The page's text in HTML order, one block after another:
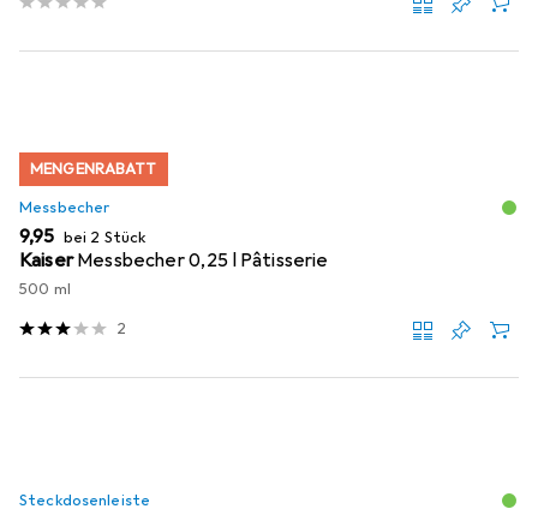
MENGENRABATT
Messbecher
EUR
9,95 bei 2 Stück
Kaiser Messbecher 0,25 l Pâtisserie
500 ml
2
Steckdosenleiste